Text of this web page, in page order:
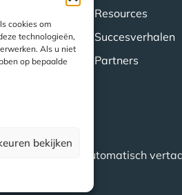
cookies om
technologieën,
Als u niet
op bepaalde
bekijken
Resources
Succesverhalen
Partners
Pagina's worden automatisch